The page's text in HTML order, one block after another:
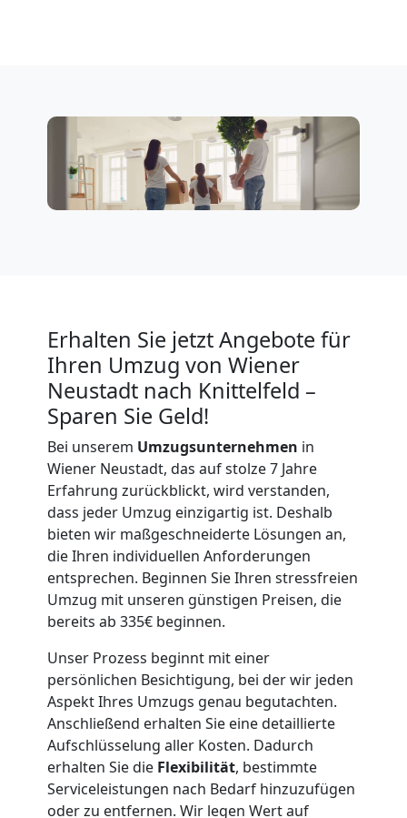
Erhalten Sie jetzt Angebote für
Ihren Umzug von Wiener
Neustadt nach Knittelfeld –
Sparen Sie Geld!
Bei unserem Umzugsunternehmen in
Wiener Neustadt, das auf stolze 7 Jahre
Erfahrung zurückblickt, wird verstanden,
dass jeder Umzug einzigartig ist. Deshalb
bieten wir maßgeschneiderte Lösungen an,
die Ihren individuellen Anforderungen
entsprechen. Beginnen Sie Ihren stressfreien
Umzug mit unseren günstigen Preisen, die
bereits ab 335€ beginnen.
Unser Prozess beginnt mit einer
persönlichen Besichtigung, bei der wir jeden
Aspekt Ihres Umzugs genau begutachten.
Anschließend erhalten Sie eine detaillierte
Aufschlüsselung aller Kosten. Dadurch
erhalten Sie die Flexibilität, bestimmte
Serviceleistungen nach Bedarf hinzuzufügen
oder zu entfernen. Wir legen Wert auf
Wiener
Neustadt
Wiener
Neustadt
Vereinsumzug
Wiener
Neustadt
Anfrage
Möbeltransport
National
Möbeltransport